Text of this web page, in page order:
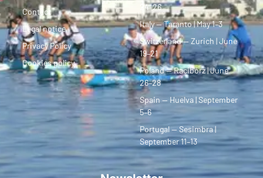
Contact
Legal notice
Privacy Policy
Cookies policy
24–26
Italy — Taranto | May 1–3
Switzerland — Zurich | June
19–21
Poland — Racibórz | June
26–28
Spain — Huelva | September
5–6
Portugal — Sesimbra |
September 11–13